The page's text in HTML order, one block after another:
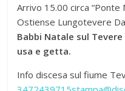
Arrivo 15.00 circa
Ostiense Lungotevere
Babbi Natale sul
usa e getta.
Info discesa sul fiume